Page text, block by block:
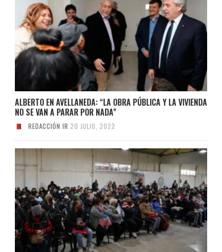
ALBERTO EN AVELLANEDA: “LA OBRA PÚBLICA Y LA VIVIENDA
NO SE VAN A PARAR POR NADA”
REDACCIÓN IR 20 JULIO, 2022